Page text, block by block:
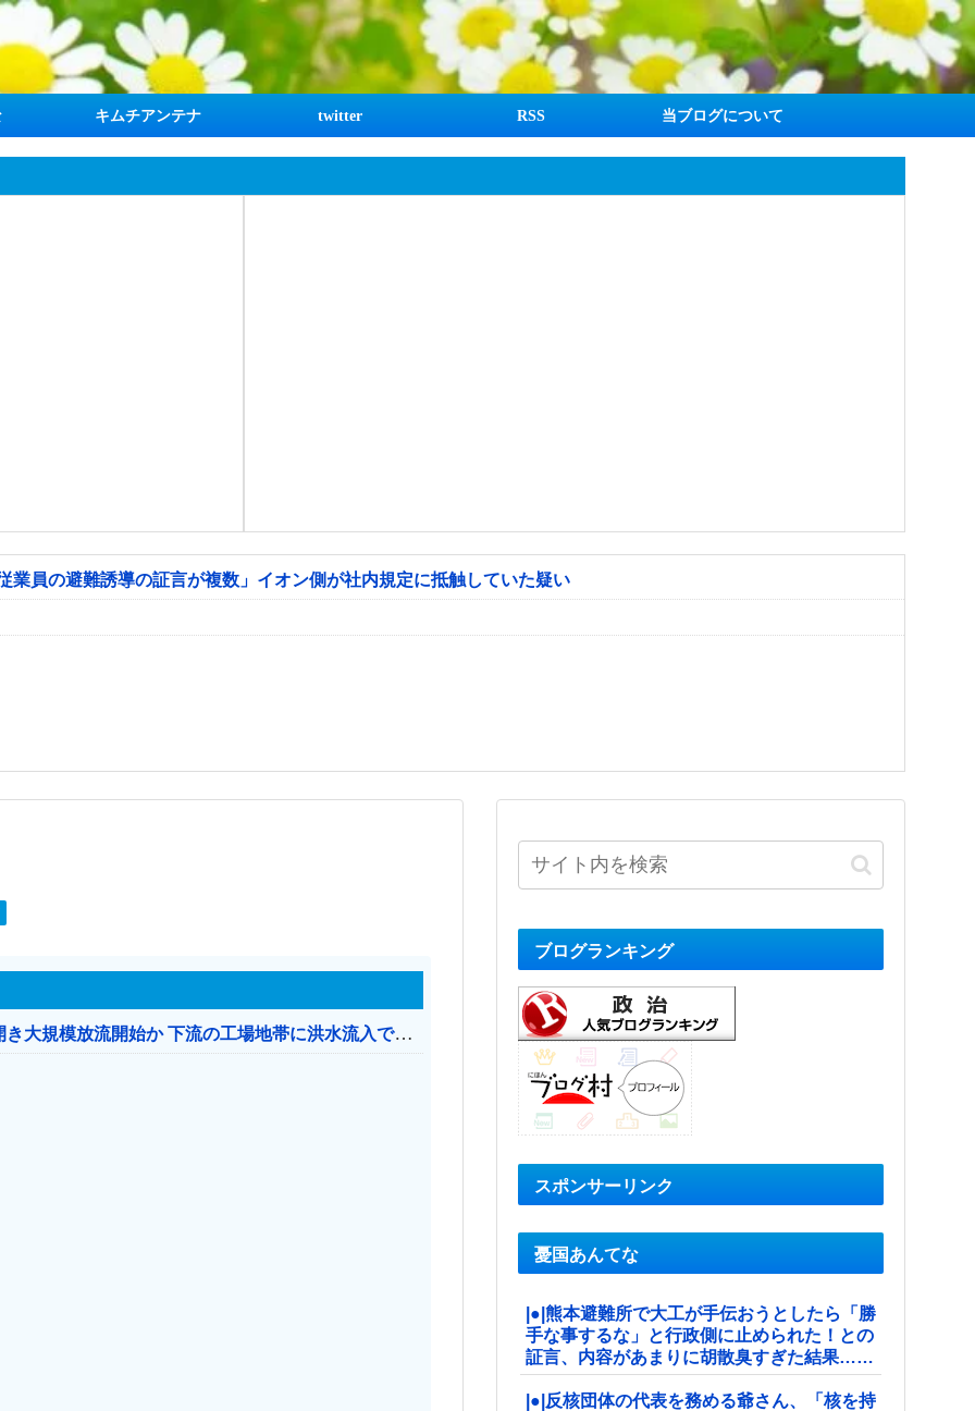
キムチアンテナ twitter RSS 当ブログについて
業員の避難誘導の証言が複数」イオン側が社内規定に抵触していた疑い
【おわった】 三峡ダム、豪雨で13基の水門を開き大規模放流開始か 下流の工場地帯に洪水流入で崩壊はじまる
ブログランキング
スポンサーリンク
憂国あんてな
|●|熊本避難所で大工が手伝おうとしたら「勝
手な事するな」と行政側に止められた！との
証言、内容があまりに胡散臭すぎた結果……
|●|反核団体の代表を務める爺さん、「核を持